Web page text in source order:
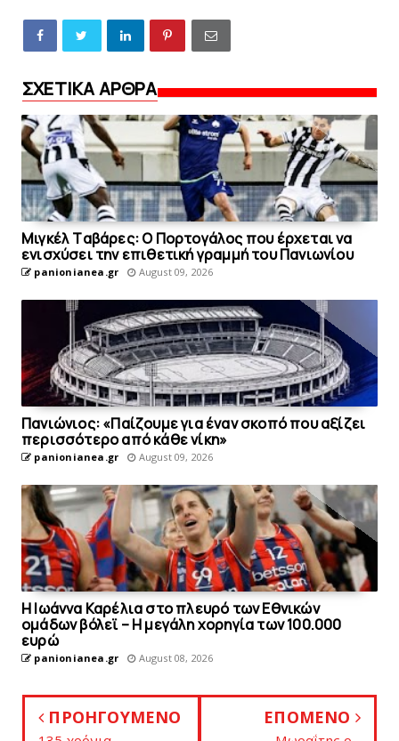
ΣΧΕΤΙΚΑ ΑΡΘΡΑ
Mιγκέλ Tαβάρες: O Πορτογάλος που έρχεται να
ενισχύσει την επιθετική γραμμή του Πανιωνίου
panionianea.gr August 09, 2026
Πανιώνιoς: «Παίζουμε για έναν σκοπό που αξίζει
περισσότερο από κάθε νίκη»
panionianea.gr August 09, 2026
Η Ιωάννα Καρέλια στο πλευρό των Εθνικών
ομάδων βόλεϊ – H μεγάλη χορηγία των 100.000
ευρώ
panionianea.gr August 08, 2026
ΠΡΟΗΓΟΥΜΕΝΟ ΕΠΟΜΕΝΟ